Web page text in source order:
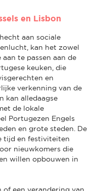
en Lisbon
aan sociale
kan het zowel
te passen aan de
keuken, die
en
verkenning van de
kan alledaagse
de lokale
Portugezen Engels
en grote steden. De
tijd en festiviteiten
nieuwkomers die
willen opbouwen in
of een verandering van